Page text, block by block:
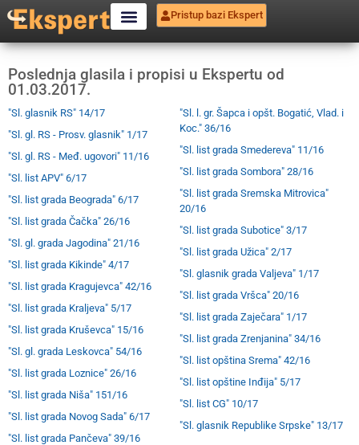
Pristup bazi Ekspert
Poslednja glasila i propisi u Ekspertu od
01.03.2017.
"Sl. glasnik RS" 14/17
"Sl. gl. RS - Prosv. glasnik" 1/17
"Sl. gl. RS - Međ. ugovori" 11/16
"Sl. list APV" 6/17
"Sl. list grada Beograda" 6/17
"Sl. list grada Čačka" 26/16
"Sl. gl. grada Jagodina" 21/16
"Sl. list grada Kikinde" 4/17
"Sl. list grada Kragujevca" 42/16
"Sl. list grada Kraljeva" 5/17
"Sl. list grada Kruševca" 15/16
"Sl. gl. grada Leskovca" 54/16
"Sl. list grada Loznice" 26/16
"Sl. list grada Niša" 151/16
"Sl. list grada Novog Sada" 6/17
"Sl. list grada Pančeva" 39/16
"Sl. l. gr. Šapca i opšt. Bogatić, Vlad. i
Koc." 36/16
"Sl. list grada Smedereva" 11/16
"Sl. list grada Sombora" 28/16
"Sl. list grada Sremska Mitrovica"
20/16
"Sl. list grada Subotice" 3/17
"Sl. list grada Užica" 2/17
"Sl. glasnik grada Valjeva" 1/17
"Sl. list grada Vršca" 20/16
"Sl. list grada Zaječara" 1/17
"Sl. list grada Zrenjanina" 34/16
"Sl. list opština Srema" 42/16
"Sl. list opštine Inđija" 5/17
"Sl. list CG" 10/17
"Sl. glasnik Republike Srpske" 13/17